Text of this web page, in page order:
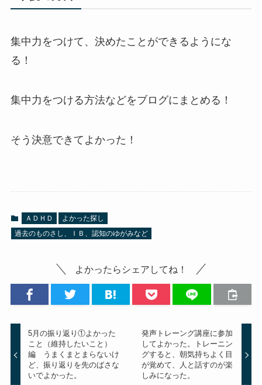
集中力をつけて、決めたことができるようにな
る！
集中力をつける方法などをブログにまとめる！
そう決意できてよかった！
ＡＤＨＤ
よかった探し
過去のものさし、ＩＢ、認知のゆがみなど
よかったらシェアしてね！
5月の振り返り①よかった
こと（維持したいこと）
編 うまくまとまらないけ
ど、振り返りを先のばさな
いでよかった。
発声トレーング講座に参加
してよかった。トレーニン
グすると、朝気持ちよく目
が覚めて、人と話すのが楽
しみになった。